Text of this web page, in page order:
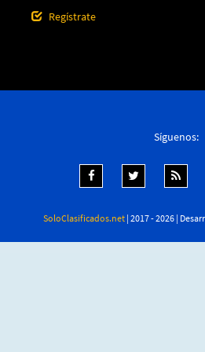
Regístrate
Síguenos:
SoloClasificados.net | 2017 - 2026 |